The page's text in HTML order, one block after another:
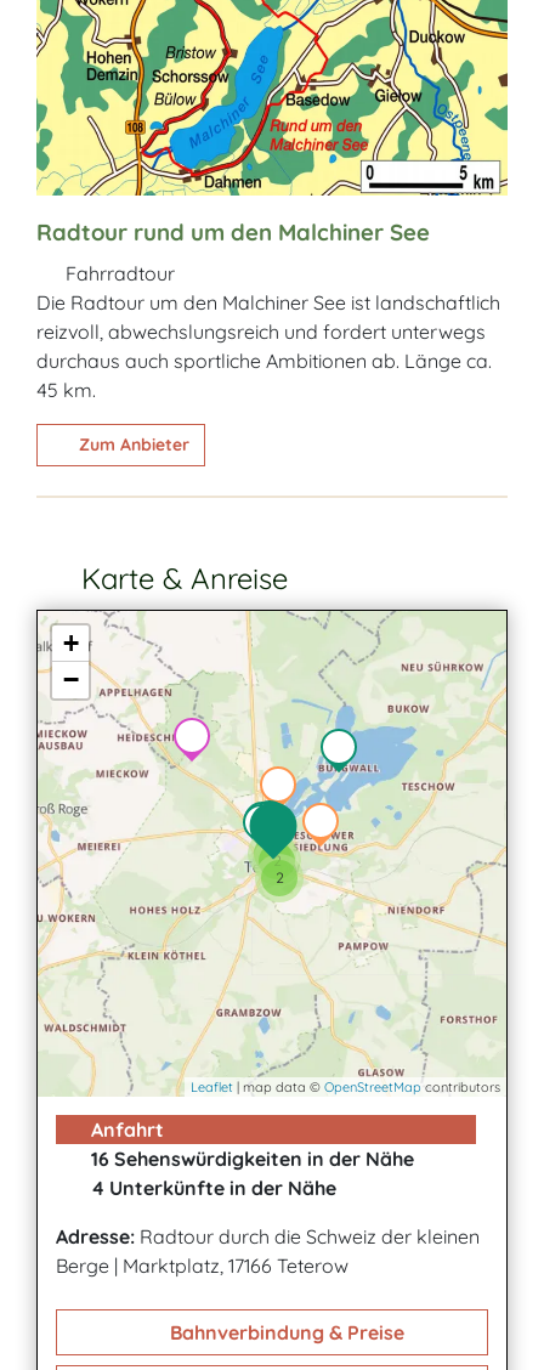
Radtour rund um den Malchiner See
Fahrradtour
Die Radtour um den Malchiner See ist landschaftlich
reizvoll, abwechslungsreich und fordert unterwegs
durchaus auch sportliche Ambitionen ab. Länge ca.
45 km.
Zum Anbieter
Karte & Anreise
2
2
7
+
−
Leaflet | map data © OpenStreetMapcontributors
Anfahrt
16 Sehenswürdigkeiten in der Nähe
4 Unterkünfte in der Nähe
Adresse: Radtour durch die Schweiz der kleinen
Berge | Marktplatz, 17166 Teterow
Bahnverbindung & Preise